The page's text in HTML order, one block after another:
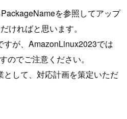
を参照してアップ
ければと思います。
が、AmazonLinux2023では
のでご注意ください。
として、対応計画を策定いただ